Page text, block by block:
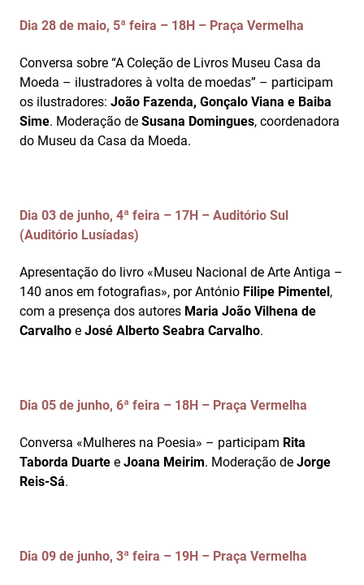
Dia 28 de maio, 5ª feira – 18H – Praça Vermelha
Conversa sobre “A Coleção de Livros Museu Casa da
Moeda – ilustradores à volta de moedas” – participam
os ilustradores: João Fazenda, Gonçalo Viana e Baiba
Sime. Moderação de Susana Domingues, coordenadora
do Museu da Casa da Moeda.
Dia 03 de junho, 4ª feira – 17H – Auditório Sul
(Auditório Lusíadas)
Apresentação do livro «Museu Nacional de Arte Antiga –
140 anos em fotografias», por António Filipe Pimentel,
com a presença dos autores Maria João Vilhena de
Carvalho e José Alberto Seabra Carvalho.
Dia 05 de junho, 6ª feira – 18H – Praça Vermelha
Conversa «Mulheres na Poesia» – participam Rita
Taborda Duarte e Joana Meirim. Moderação de Jorge
Reis-Sá.
Dia 09 de junho, 3ª feira – 19H – Praça Vermelha